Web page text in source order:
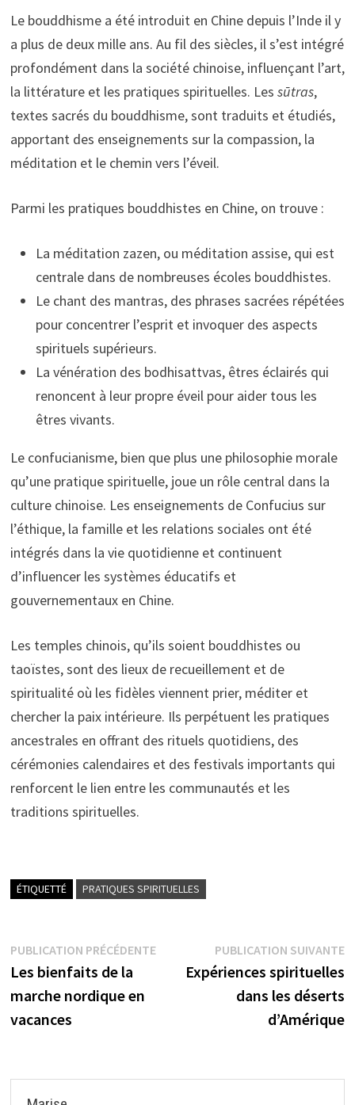
Le bouddhisme a été introduit en Chine depuis l’Inde il y
a plus de deux mille ans. Au fil des siècles, il s’est intégré
profondément dans la société chinoise, influençant l’art,
la littérature et les pratiques spirituelles. Les sūtras,
textes sacrés du bouddhisme, sont traduits et étudiés,
apportant des enseignements sur la compassion, la
méditation et le chemin vers l’éveil.
Parmi les pratiques bouddhistes en Chine, on trouve :
La méditation zazen, ou méditation assise, qui est
centrale dans de nombreuses écoles bouddhistes.
Le chant des mantras, des phrases sacrées répétées
pour concentrer l’esprit et invoquer des aspects
spirituels supérieurs.
La vénération des bodhisattvas, êtres éclairés qui
renoncent à leur propre éveil pour aider tous les
êtres vivants.
Le confucianisme, bien que plus une philosophie morale
qu’une pratique spirituelle, joue un rôle central dans la
culture chinoise. Les enseignements de Confucius sur
l’éthique, la famille et les relations sociales ont été
intégrés dans la vie quotidienne et continuent
d’influencer les systèmes éducatifs et
gouvernementaux en Chine.
Les temples chinois, qu’ils soient bouddhistes ou
taoïstes, sont des lieux de recueillement et de
spiritualité où les fidèles viennent prier, méditer et
chercher la paix intérieure. Ils perpétuent les pratiques
ancestrales en offrant des rituels quotidiens, des
cérémonies calendaires et des festivals importants qui
renforcent le lien entre les communautés et les
traditions spirituelles.
ÉTIQUETTÉ PRATIQUES SPIRITUELLES
Navigation
de
l’article
PUBLICATION PRÉCÉDENTEPublication
précédente :
Les bienfaits de la
marche nordique en
vacances
PUBLICATION SUIVANTE
Expériences spirituelles
dans les déserts
d’Amérique